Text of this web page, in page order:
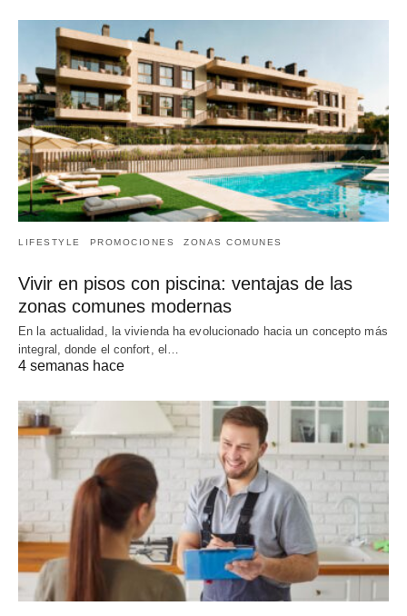
LIFESTYLE PROMOCIONES ZONAS COMUNES
Vivir en pisos con piscina: ventajas de las
zonas comunes modernas
En la actualidad, la vivienda ha evolucionado hacia un concepto más
integral, donde el confort, el…
4 semanas hace